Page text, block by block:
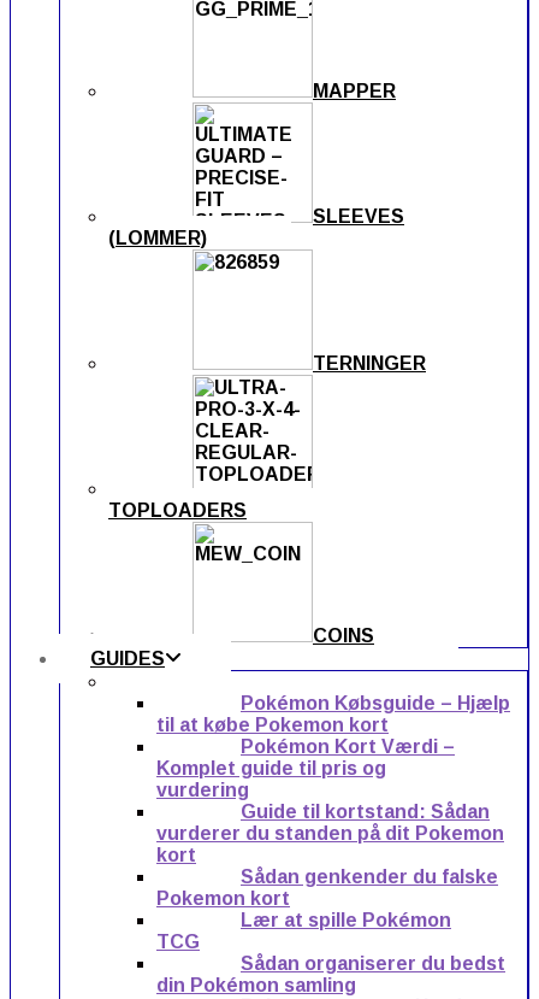
MAPPER
SLEEVES
(LOMMER)
TERNINGER
TOPLOADERS
COINS
GUIDES
Pokémon Købsguide – Hjælp
til at købe Pokemon kort
Pokémon Kort Værdi –
Komplet guide til pris og
vurdering
Guide til kortstand: Sådan
vurderer du standen på dit Pokemon
kort
Sådan genkender du falske
Pokemon kort
Lær at spille Pokémon
TCG
Sådan organiserer du bedst
din Pokémon samling